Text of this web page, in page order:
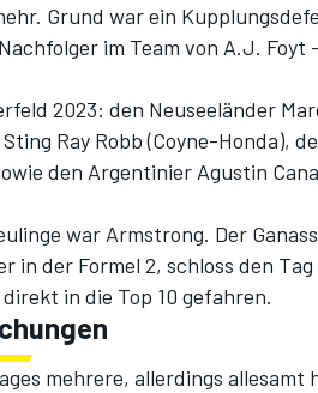
Grund war ein
im Team von A.J. Foyt
2023: den Neuseeländer
Ray Robb (Coyne-Honda),
den Argentinier Agustin
war Armstrong. Der
der Formel 2, schloss den Tag
in die Top 10 gefahren.
mehrere, allerdings allesamt